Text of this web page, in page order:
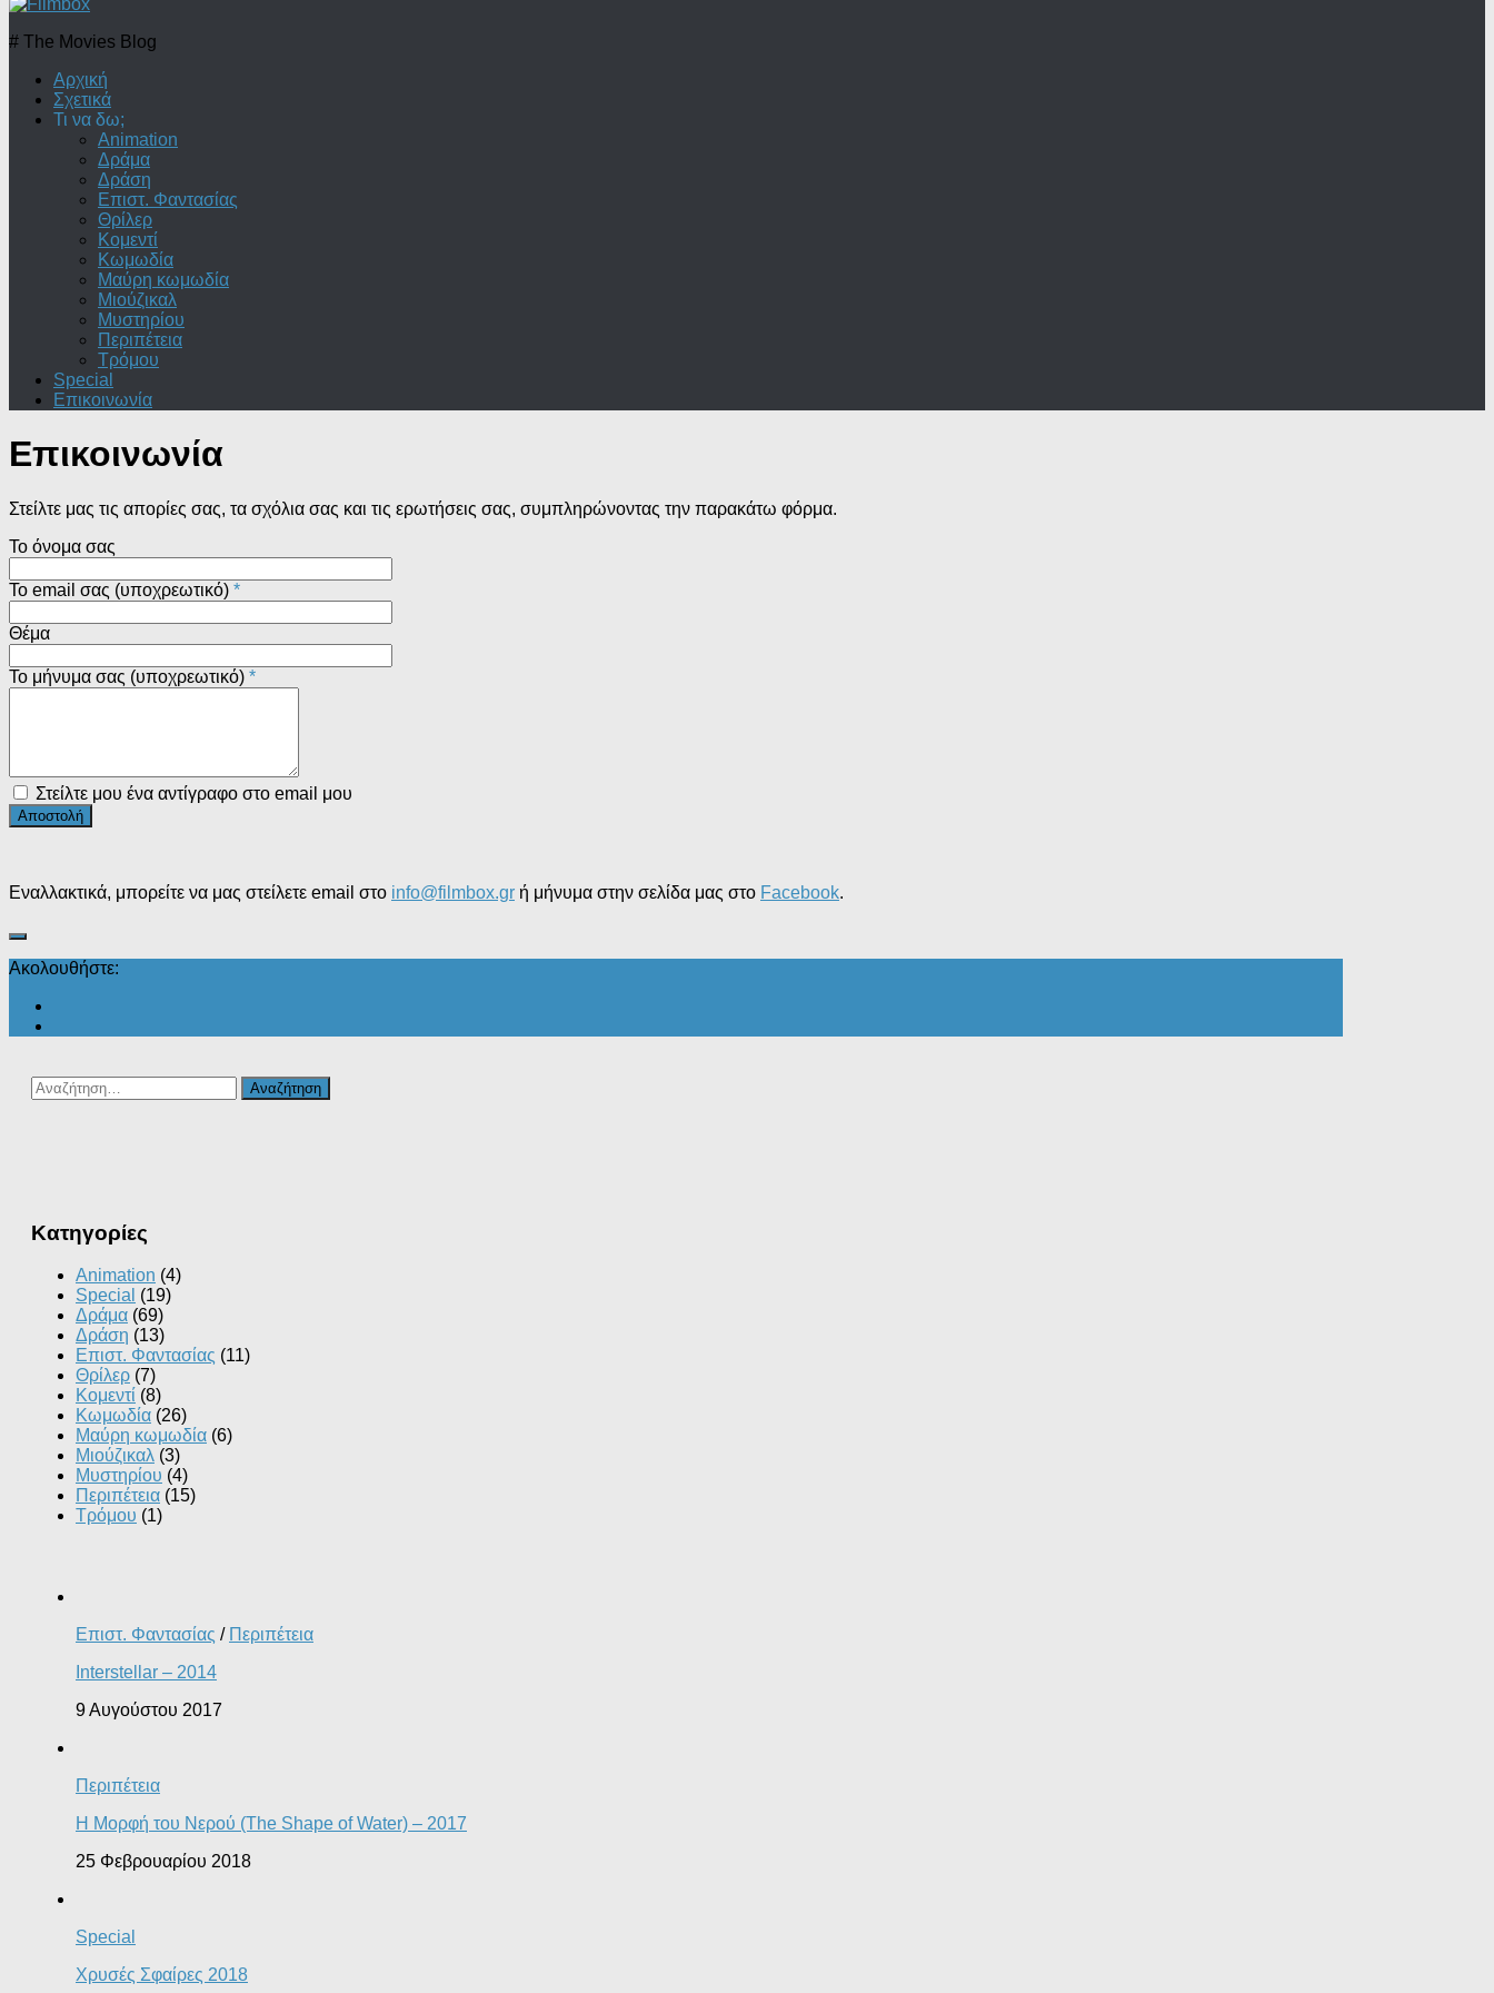
# The Movies Blog
Αρχική
Σχετικά
Τι να δω;
Animation
Δράμα
Δράση
Επιστ. Φαντασίας
Θρίλερ
Κομεντί
Κωμωδία
Μαύρη κωμωδία
Μιούζικαλ
Μυστηρίου
Περιπέτεια
Τρόμου
Special
Επικοινωνία
Επικοινωνία
Στείλτε μας τις απορίες σας, τα σχόλια σας και τις ερωτήσεις σας, συμπληρώνοντας την παρακάτω φόρμα.
Το όνομα σας
Το email σας (υποχρεωτικό) *
Θέμα
Το μήνυμα σας (υποχρεωτικό) *
Στείλτε μου ένα αντίγραφο στο email μου
Εναλλακτικά, μπορείτε να μας στείλετε email στο info@filmbox.gr ή μήνυμα στην σελίδα μας στο Facebook.
Ακολουθήστε:
Αναζήτηση
για:
Kατηγορίες
Animation (4)
Special (19)
Δράμα (69)
Δράση (13)
Επιστ. Φαντασίας (11)
Θρίλερ (7)
Κομεντί (8)
Κωμωδία (26)
Μαύρη κωμωδία (6)
Μιούζικαλ (3)
Μυστηρίου (4)
Περιπέτεια (15)
Τρόμου (1)
Επιστ. Φαντασίας / Περιπέτεια
Interstellar – 2014
9 Αυγούστου 2017
Περιπέτεια
Η Μορφή του Νερού (The Shape of Water) – 2017
25 Φεβρουαρίου 2018
Special
Χρυσές Σφαίρες 2018